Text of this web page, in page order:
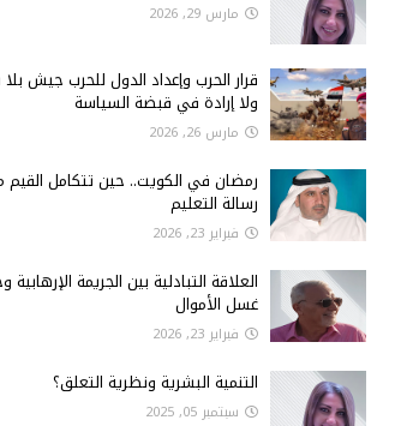
مارس 29, 2026
قرار الحرب وإعداد الدول للحرب جيش
ولا إرادة في قبضة السياسة
مارس 26, 2026
رمضان في الكويت.. حين تتكامل القيم
رسالة التعليم
فبراير 23, 2026
العلاقة التبادلية بين الجريمة الإرهابية
غسل الأموال
فبراير 23, 2026
التنمية البشرية ونظرية التعلق؟
سبتمبر 05, 2025